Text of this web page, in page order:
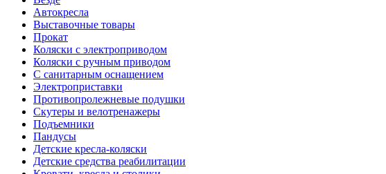
Автокресла
Выставочные товары
Прокат
Коляски с электроприводом
Коляски с ручным приводом
С санитарным оснащением
Электроприставки
Противопролежневые подушки
Скутеры и велотренажеры
Подъемники
Пандусы
Детские кресла-коляски
Детские средства реабилитации